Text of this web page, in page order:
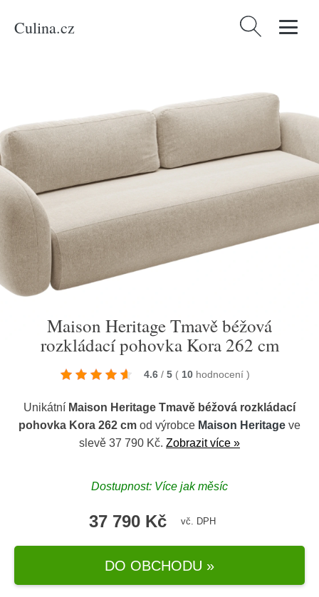
Culina.cz Vyhledávání
Maison Heritage Tmavě béžová
rozkládací pohovka Kora 262 cm
4.6 / 5 ( 10 hodnocení )
Unikátní Maison Heritage Tmavě béžová rozkládací
pohovka Kora 262 cm od výrobce Maison Heritage ve
slevě 37 790 Kč. Zobrazit více »
Dostupnost: Více jak měsíc
37 790 Kč vč. DPH
DO OBCHODU »